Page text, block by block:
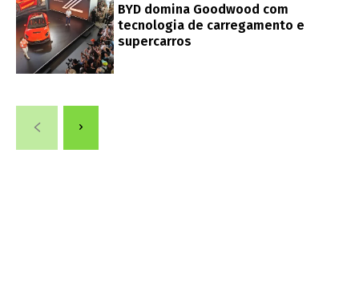
BYD domina Goodwood com
tecnologia de carregamento e
supercarros